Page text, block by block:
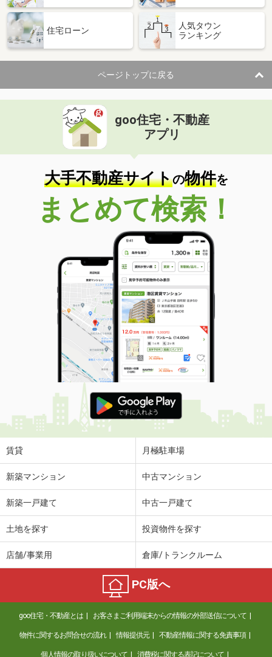
住宅ローン
人気タウン
ランキング
ページトップに戻る
goo住宅・不動産
アプリ
大手不動産サイトの物件を
まとめて検索！
賃貸 月極駐車場
新築マンション 中古マンション
新築一戸建て 中古一戸建て
土地を探す 投資物件を探す
店舗/事業用 倉庫/トランクルーム
PC版へ
goo住宅・不動産とは お客さまご利用端末からの情報の外部送信について
物件に関するお問合せの流れ 情報提供元 不動産情報に関する免責事項
個人情報の取り扱いについて 消費税に関する表記について